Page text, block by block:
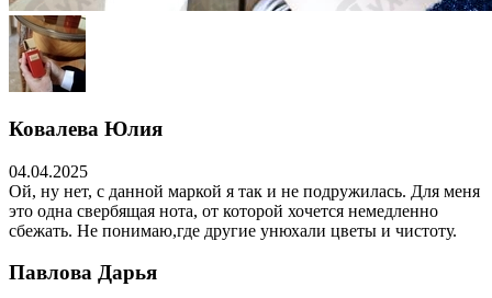
Ковалева Юлия
04.04.2025
Ой, ну нет, с данной маркой я так и не подружилась. Для меня
это одна свербящая нота, от которой хочется немедленно
сбежать. Не понимаю,где другие унюхали цветы и чистоту.
Павлова Дарья